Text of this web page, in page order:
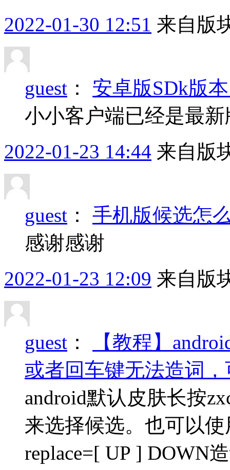
2022-01-30 12:51 来自版
guest ： 安卓版SDk版
小小客户端已经是最
2022-01-23 14:44 来自版
guest ： 手机版候选怎
感谢感谢
2022-01-23 12:09 来自版
guest ：
【教程】
或者回车键无法造词，
android默认皮肤长按
来选择候选。也可以
replace=[ UP ] DOWN